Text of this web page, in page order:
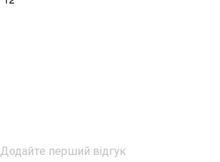
Додайте перший відгук